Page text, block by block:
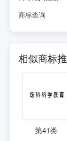
商标查询
相似商标
第41类